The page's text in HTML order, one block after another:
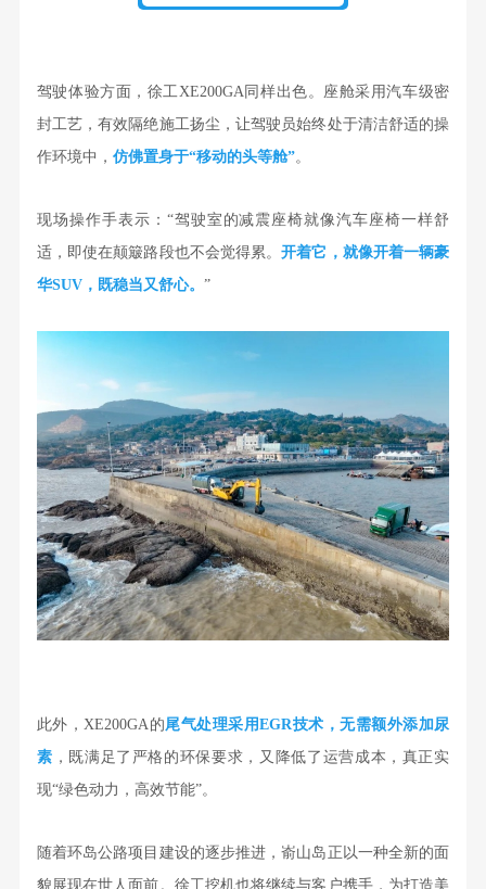
驾驶体验方面，徐工XE200GA同样出色。座舱采用汽车级密
封工艺，有效隔绝施工扬尘，让驾驶员始终处于清洁舒适的操
作环境中， 仿佛置身于“移动的头等舱”。
现场操作手表示：“驾驶室的减震座椅就像汽车座椅一样舒
适，即使在颠簸路段也不会觉得累。开着它，就像开着一辆豪
华SUV，既稳当又舒心。 ”
此外，XE200GA的尾气处理采用EGR技术，无需额外添加尿
素 ，既满足了严格的环保要求，又降低了运营成本，真正实
现“绿色动力，高效节能”。
随着环岛公路项目建设的逐步推进，嵛山岛正以一种全新的面
貌展现在世人面前。徐工挖机也将继续与客户携手，为打造美